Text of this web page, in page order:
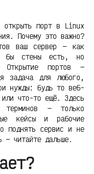
открыть порт в Linux
Почему это важно?
ваш сервер — как
бы стены есть, но
Открытие портов —
задача для любого,
нужды: будь то веб-
или что-то ещё. Здесь
— только
кейсы и рабочие
поднять сервис и не
— читайте дальше.